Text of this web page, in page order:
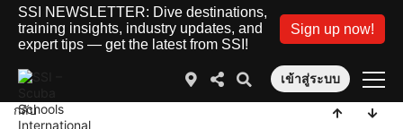
SSI NEWSLETTER: Dive destinations,
training insights, industry updates, and
expert tips — get the latest from SSI!
Sign up now!
เข้าสู่ระบบ
กลับ